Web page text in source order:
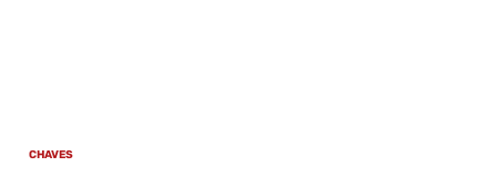
CHAVES